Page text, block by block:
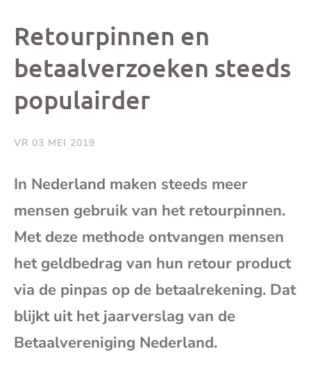
berichtbericht bericht
e-
Retourpinnen en
betaalverzoeken steeds
populairder
VR 03 MEI 2019
In Nederland maken steeds meer
mensen gebruik van het retourpinnen.
Met deze methode ontvangen mensen
het geldbedrag van hun retour product
via de pinpas op de betaalrekening. Dat
blijkt uit het jaarverslag van de
Betaalvereniging Nederland.